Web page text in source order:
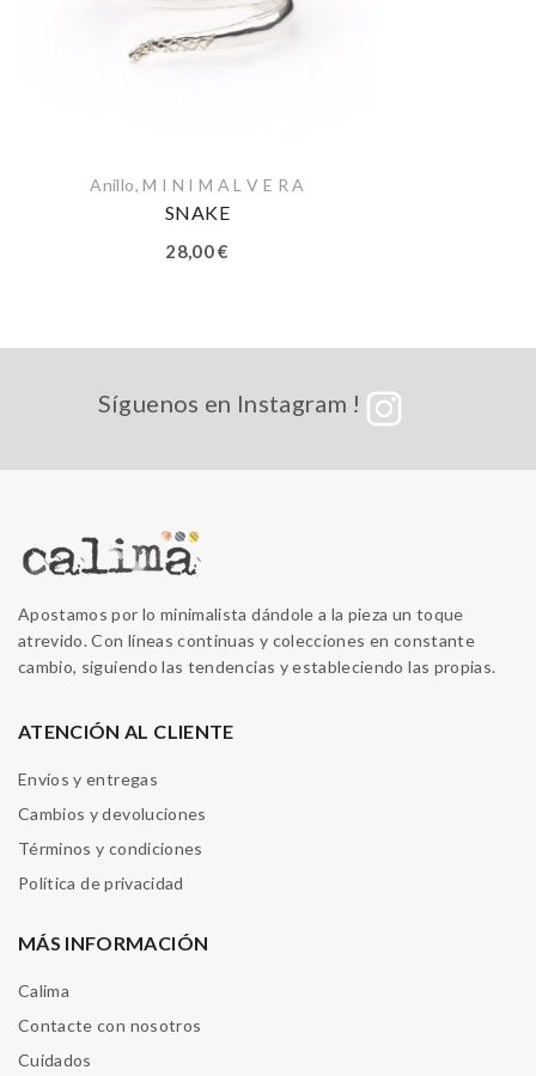
Anillo,M I N I M A L V E R A
SNAKE
28,00€
Síguenos en Instagram !
Apostamos por lo minimalista dándole a la pieza un toque
atrevido. Con líneas continuas y colecciones en constante
cambio, siguiendo las tendencias y estableciendo las propias.
ATENCIÓN AL CLIENTE
Envíos y entregas
Cambios y devoluciones
Términos y condiciones
Política de privacidad
MÁS INFORMACIÓN
Calima
Contacte con nosotros
Cuidados